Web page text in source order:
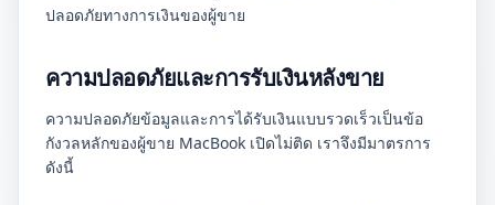
ปลอดภัยทางการเงินของผู้ขาย
ความปลอดภัยและการรับเงินหลังขาย
ความปลอดภัยข้อมูลและการได้รับเงินแบบรวดเร็วเป็นข้อ
กังวลหลักของผู้ขาย MacBook เปิดไม่ติด เราจึงมีมาตรการ
ดังนี้